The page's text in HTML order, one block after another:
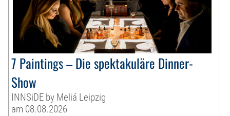
7 Paintings – Die spektakuläre Dinner-
Show
INNSiDE by Meliá Leipzig
am 08.08.2026